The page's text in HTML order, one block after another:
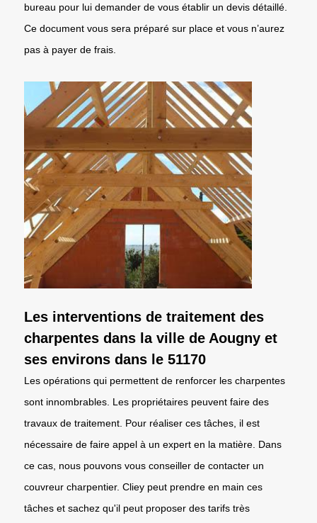
bureau pour lui demander de vous établir un devis détaillé.
Ce document vous sera préparé sur place et vous n’aurez
pas à payer de frais.
Les interventions de traitement des
charpentes dans la ville de Aougny et
ses environs dans le 51170
Les opérations qui permettent de renforcer les charpentes
sont innombrables. Les propriétaires peuvent faire des
travaux de traitement. Pour réaliser ces tâches, il est
nécessaire de faire appel à un expert en la matière. Dans
ce cas, nous pouvons vous conseiller de contacter un
couvreur charpentier. Cliey peut prendre en main ces
tâches et sachez qu'il peut proposer des tarifs très